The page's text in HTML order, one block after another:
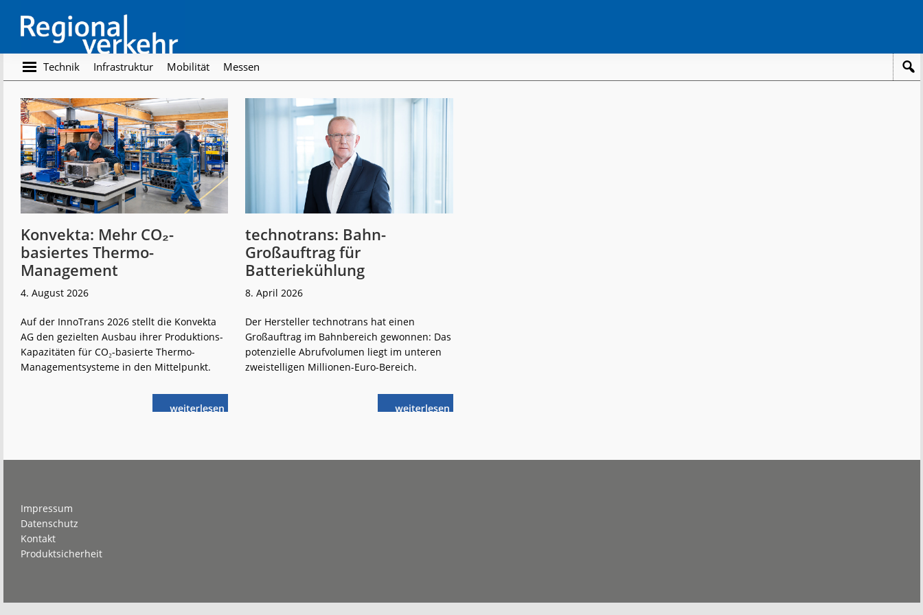
main
content
footer
Regionalverkehr
Die
Fachzeitschrift
den
Öffentlichen
Personennahverkehr
Technik Infrastruktur Mobilität Messen
Konvekta: Mehr CO₂-
basiertes Thermo-
Management
4. August 2026
Auf der InnoTrans 2026 stellt die Konvekta
AG den gezielten Ausbau ihrer Produktions-
Kapazitäten für CO₂-basierte Thermo-
Managementsysteme in den Mittelpunkt.
weiterlese
nKonvekta:
technotrans: Bahn-
Großauftrag für
Batteriekühlung
8. April 2026
Der Hersteller technotrans hat einen
Großauftrag im Bahnbereich gewonnen: Das
potenzielle Abrufvolumen liegt im unteren
zweistelligen Millionen-Euro-Bereich.
weiterlese
ntechnotrans:
Impressum
Datenschutz
Kontakt
Produktsicherheit